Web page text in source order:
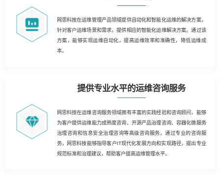
网思科技在运维管理产品领域提供自动化和智能化运维的解决方案，
针对客户运维场景和需求，提供相应的智能化运维解决方案。通过该
方案，能够实现运维自动化，提高运维效率和准确性，降低运维成
本。
提供专业水平的运维咨询服务
网思科技在运维咨询服务领域拥有丰富的实践经验和咨询顾问，能够
为客户提供运维能力成熟度咨询、开源产品治理咨询、容器化微服务
治理咨询和信息安全治理咨询等高级咨询服务。通过专业的咨询服
务，网思科技能够指导客户IT现代化发展方向和实现路径，提出专业
规范标准和治理建议，帮助客户提高运维管理水平。